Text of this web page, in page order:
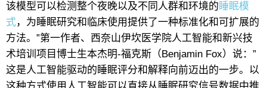
该模型可以检测整个夜晚以及不同人群和环境的睡眠模
式，为睡眠研究和临床使用提供了一种标准化和可扩展的
方法。”第一作者、西奈山伊坎医学院人工智能和新兴技
术培训项目博士生本杰明-福克斯（Benjamin Fox）说：”
这是人工智能驱动的睡眠评分和解释向前迈出的一步。以